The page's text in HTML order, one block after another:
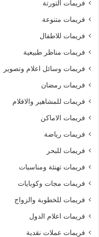
فريمات التورتة
فريمات متنوعة
فريمات للاطفال
فريمات مناظر طبيعية
فريمات وسائل اعلام وتصوير
فريمات رمضان
فريمات للمشاهير والافلام
فريمات الاماكن
فريمات رياضة
فريمات للبحر
فريمات تهنئة ومناسبات
فريمات مجات وكوبايات
فريمات للخطوبة والزواج
فريمات اعلام الدول
فريمات عملات نقدية